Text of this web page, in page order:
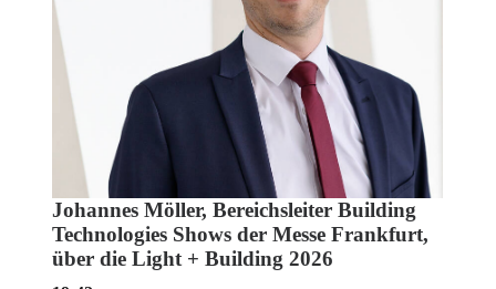
Johannes Möller, Bereichsleiter Building
Technologies Shows der Messe Frankfurt,
über die Light + Building 2026